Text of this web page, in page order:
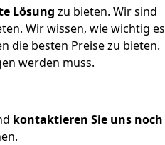
Lösung zu bieten. Wir sind
Wir wissen, wie wichtig es
die besten Preise zu bieten.
werden muss.
kontaktieren Sie uns noch